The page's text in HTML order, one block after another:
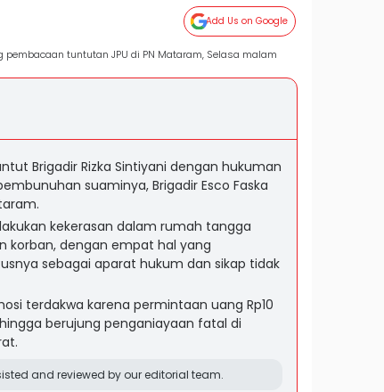
Add Us on Google
tuntutan JPU di PN Mataram, Selasa malam
Brigadir Rizka Sintiyani dengan hukuman
suaminya, Brigadir Esco Faska
kekerasan dalam rumah tangga
korban, dengan empat hal yang
sebagai aparat hukum dan sikap tidak
terdakwa karena permintaan uang Rp10
berujung penganiayaan fatal di
and reviewed by our editorial team.